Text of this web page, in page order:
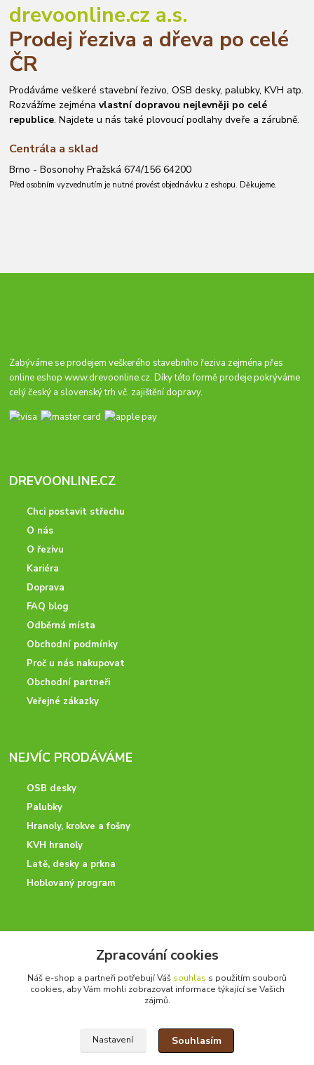
drevoonline.cz a.s.
Prodej řeziva a dřeva po celé
ČR
Prodáváme veškeré stavební řezivo, OSB desky, palubky, KVH atp.
Rozvážíme zejménavlastní dopravou nejlevněji po celé
republice. Najdete u nás také plovoucí podlahy dveře a zárubně.
Centrála a sklad
Brno - Bosonohy Pražská 674/156 64200
Před osobním vyzvednutím je nutné provést objednávku z eshopu. Děkujeme.
Zabýváme se prodejem veškerého stavebního řeziva zejména přes
online eshopwww.drevoonline.cz. Díky této formě prodeje pokrýváme
celý český a slovenský trh vč. zajištění dopravy.
DREVOONLINE.CZ
Chci postavit střechu
O nás
O řezivu
Kariéra
Doprava
FAQ blog
Odběrná místa
Obchodní podmínky
Proč u nás nakupovat
Obchodní partneři
Veřejné zákazky
NEJVÍC PRODÁVÁME
OSB desky
Palubky
Hranoly, krokve a fošny
KVH hranoly
Latě, desky a prkna
Hoblovaný program
Potřebujete poradit? Neváhejte nás kontaktovat.
+420 728 600 625
po - pá 7:00 - 15:00
Zpracování cookies
Náš e-shop a partneři potřebují Váš souhlas s použitím souborů
cookies, aby Vám mohli zobrazovat informace týkající se Vašich
zájmů.
Nastavení Souhlasím